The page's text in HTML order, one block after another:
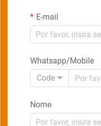
E-mail
Whatsapp/Mobile
Code
Nome